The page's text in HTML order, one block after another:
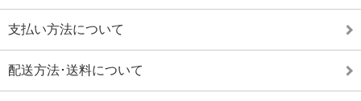
支払い方法について
配送方法･送料について